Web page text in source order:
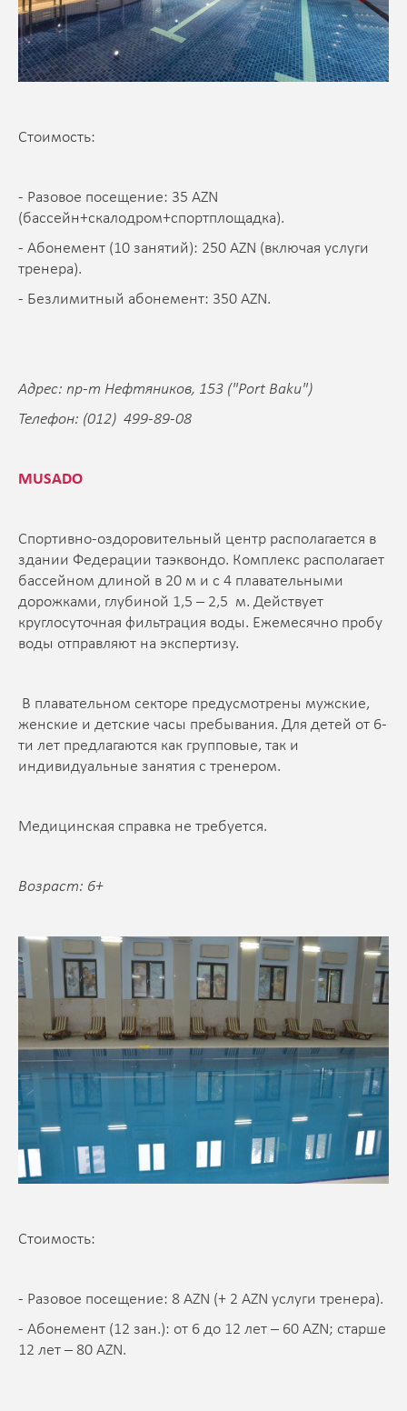
Стоимость:
- Разовое посещение: 35 AZN
(бассейн+скалодром+спортплощадка).
- Абонемент (10 занятий): 250 AZN (включая услуги
тренера).
- Безлимитный абонемент: 350 AZN.
Адрес: пр-т Нефтяников, 153 ("Port Baku")
Телефон: (012) 499-89-08
MUSADO
Спортивно-оздоровительный центр располагается в
здании Федерации таэквондо. Комплекс располагает
бассейном длиной в 20 м и с 4 плавательными
дорожками, глубиной 1,5 – 2,5 м. Действует
круглосуточная фильтрация воды. Ежемесячно пробу
воды отправляют на экспертизу.
В плавательном секторе предусмотрены мужские,
женские и детские часы пребывания. Для детей от 6-
ти лет предлагаются как групповые, так и
индивидуальные занятия с тренером.
Медицинская справка не требуется.
Возраст: 6+
Стоимость:
- Разовое посещение: 8 AZN (+ 2 AZN услуги тренера).
- Абонемент (12 зан.): от 6 до 12 лет – 60 AZN; старше
12 лет – 80 AZN.